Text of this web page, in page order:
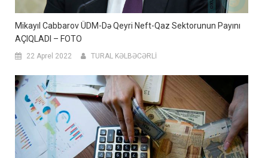
Mikayıl Cabbarov ÜDM-Də Qeyri Neft-Qaz Sektorunun Payını
AÇIQLADI – FOTO
22 Aprel 2022 TURAL KƏLBƏCƏRLİ